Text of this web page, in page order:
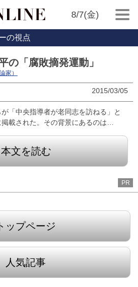
8/7(金)
の視点
の「腐敗摘発運動」
家）
2015/03/05
「中央指導者が老同志を訪ねる」と
載された。その背景にあるのは…
本文を読む
PR
ップページ
人気記事